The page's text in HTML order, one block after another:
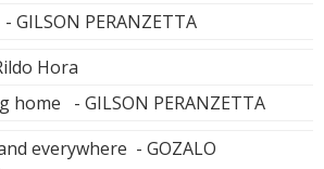
GILSON PERANZETTA
Hora
home - GILSON PERANZETTA
everywhere - GOZALO